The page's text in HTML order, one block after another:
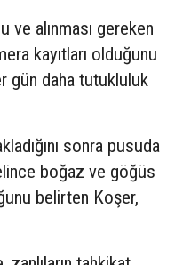
ve alınması gereken
kayıtları olduğunu
gün daha tutukluluk
sonra pusuda
boğaz ve göğüs
belirten Koşer,